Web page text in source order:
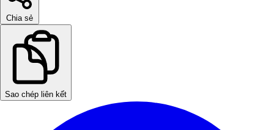
Chia sẻ
Sao chép liên kết